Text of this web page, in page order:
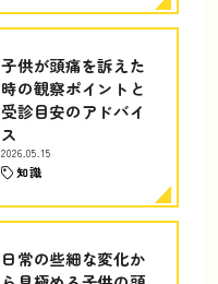
子供が頭痛を訴えた
時の観察ポイントと
受診目安のアドバイ
ス
2026.05.15
知識
日常の些細な変化か